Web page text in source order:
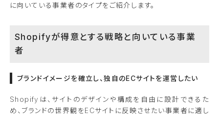
に向いている事業者のタイプをご紹介します。
Shopifyが得意とする戦略と向いている事業
者
ブランドイメージを確立し、独自のECサイトを運営したい
Shopifyは、サイトのデザインや構成を自由に設計できるた
め、ブランドの世界観をECサイトに反映させたい事業者に適し